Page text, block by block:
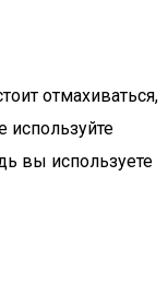
отмахиваться,
используйте
вы используете